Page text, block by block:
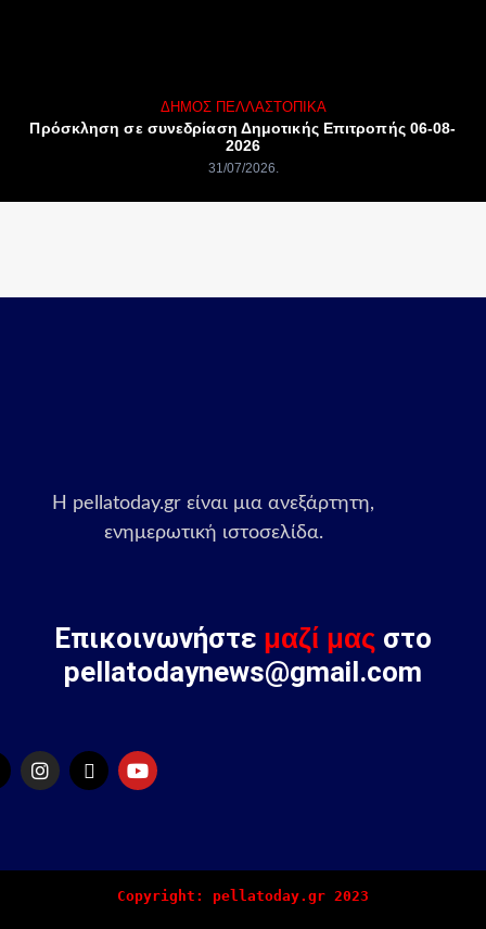
ΔΉΜΟΣ ΠΈΛΛΑΣΤΟΠΙΚΆ
Πρόσκληση σε συνεδρίαση Δημοτικής Επιτροπής 06-08-
2026
31/07/2026
Η pellatoday.gr είναι μια ανεξάρτητη,
ενημερωτική ιστοσελίδα.
Επικοινωνήστε μαζί μας στο
pellatodaynews@gmail.com
Copyright: pellatoday.gr 2023